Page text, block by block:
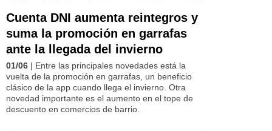
Cuenta DNI aumenta reintegros y
suma la promoción en garrafas
ante la llegada del invierno
01/06 | Entre las principales novedades está la
vuelta de la promoción en garrafas, un beneficio
clásico de la app cuando llega el invierno. Otra
novedad importante es el aumento en el tope de
descuento en comercios de barrio.